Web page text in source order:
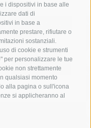
i dispositivi in base alle
dati di
in base a
prestare, rifiutare o
sostanziali.
di cookie e strumenti
per personalizzare le tue
non strettamente
qualsiasi momento
alla pagina o sull'icona
si applicheranno al
polizia municipale
sant'agnello
temporali
treni
vincenzo de luca